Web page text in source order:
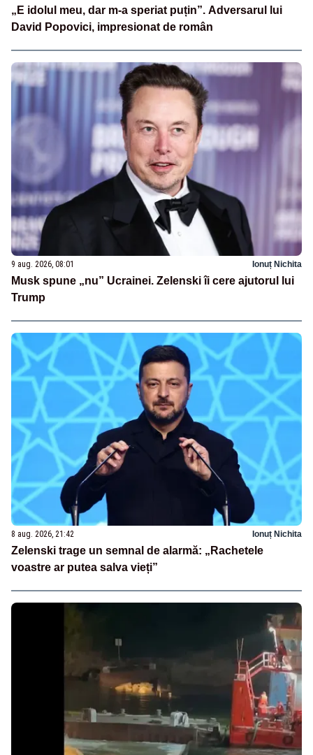
„E idolul meu, dar m-a speriat puțin”. Adversarul lui
David Popovici, impresionat de român
9 aug. 2026, 08:01 Ionuț Nichita
Musk spune „nu” Ucrainei. Zelenski îi cere ajutorul lui
Trump
8 aug. 2026, 21:42 Ionuț Nichita
Zelenski trage un semnal de alarmă: „Rachetele
voastre ar putea salva vieți”